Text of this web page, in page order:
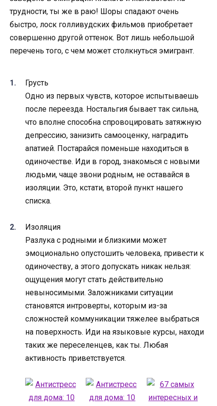
трудности, ты же в раю! Шоры спадают очень
быстро, лоск голливудских фильмов приобретает
совершенно другой оттенок. Вот лишь небольшой
перечень того, с чем может столкнуться эмигрант.
Грусть
Одно из первых чувств, которое испытываешь
после переезда. Ностальгия бывает так сильна,
что вполне способна спровоцировать затяжную
депрессию, занизить самооценку, наградить
апатией. Постарайся поменьше находиться в
одиночестве. Иди в город, знакомься с новыми
людьми, чаще звони родным, не оставайся в
изоляции. Это, кстати, второй пункт нашего
списка.
Изоляция
Разлука с родными и близкими может
эмоционально опустошить человека, привести к
одиночеству, а этого допускать никак нельзя:
ощущения могут стать действительно
невыносимыми. Заложниками ситуации
становятся интроверты, которым из-за
сложностей коммуникации тяжелее выбраться
на поверхность. Иди на языковые курсы, находи
таких же переселенцев, как ты. Любая
активность приветствуется.